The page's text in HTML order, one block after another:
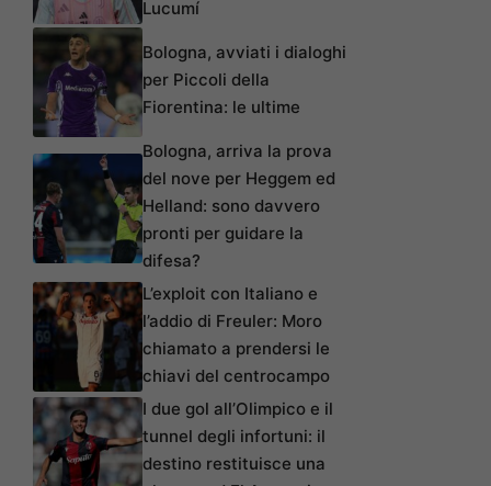
Lucumí
Bologna, avviati i dialoghi
per Piccoli della
Fiorentina: le ultime
Bologna, arriva la prova
del nove per Heggem ed
Helland: sono davvero
pronti per guidare la
difesa?
L’exploit con Italiano e
l’addio di Freuler: Moro
chiamato a prendersi le
chiavi del centrocampo
I due gol all’Olimpico e il
tunnel degli infortuni: il
destino restituisce una